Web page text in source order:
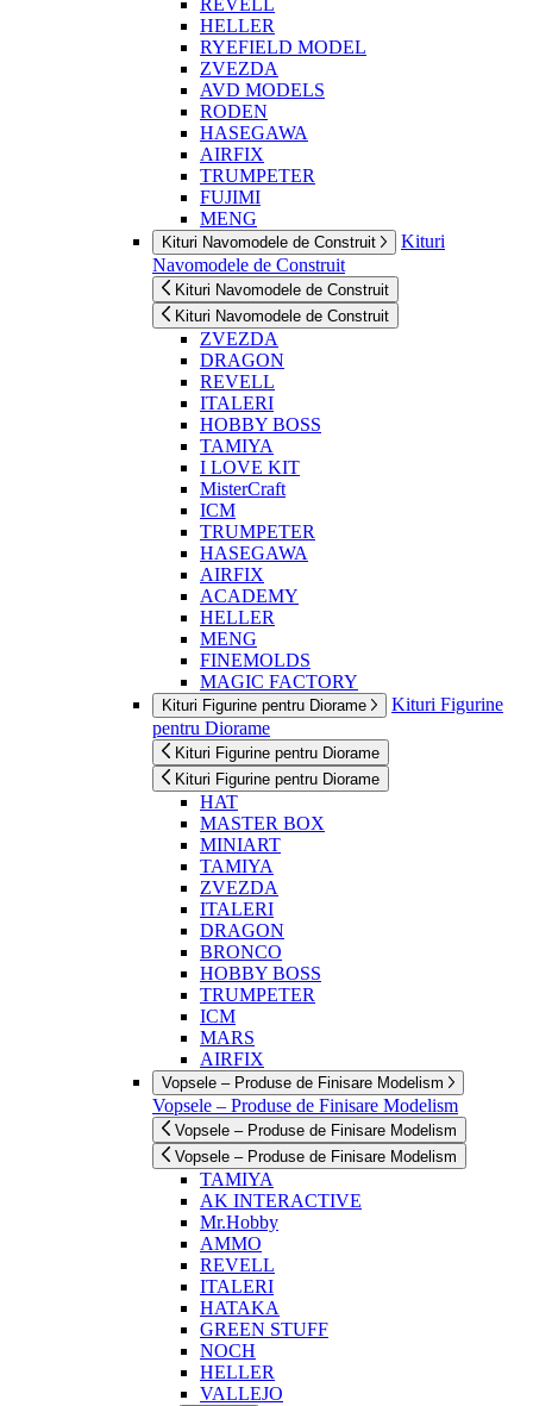
REVELL
HELLER
RYEFIELD MODEL
ZVEZDA
AVD MODELS
RODEN
HASEGAWA
AIRFIX
TRUMPETER
FUJIMI
MENG
Kituri Navomodele de Construit
Kituri
Navomodele de Construit
Kituri Navomodele de Construit
Kituri Navomodele de Construit
ZVEZDA
DRAGON
REVELL
ITALERI
HOBBY BOSS
TAMIYA
I LOVE KIT
MisterCraft
ICM
TRUMPETER
HASEGAWA
AIRFIX
ACADEMY
HELLER
MENG
FINEMOLDS
MAGIC FACTORY
Kituri Figurine pentru Diorame
Kituri Figurine
pentru Diorame
Kituri Figurine pentru Diorame
Kituri Figurine pentru Diorame
HAT
MASTER BOX
MINIART
TAMIYA
ZVEZDA
ITALERI
DRAGON
BRONCO
HOBBY BOSS
TRUMPETER
ICM
MARS
AIRFIX
Vopsele – Produse de Finisare Modelism
Vopsele – Produse de Finisare Modelism
Vopsele – Produse de Finisare Modelism
Vopsele – Produse de Finisare Modelism
TAMIYA
AK INTERACTIVE
Mr.Hobby
AMMO
REVELL
ITALERI
HATAKA
GREEN STUFF
NOCH
HELLER
VALLEJO